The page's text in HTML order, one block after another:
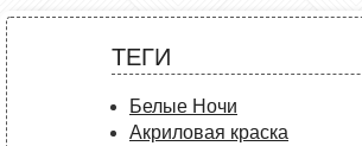
ТЕГИ
Белые Ночи
Акриловая краска